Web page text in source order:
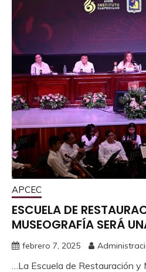
APCEC
ESCUELA DE
MUSEOGRAFÍA SERÁ
febrero 7, 2025
…La Escuela de Restauración